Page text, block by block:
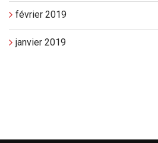
février 2019
janvier 2019